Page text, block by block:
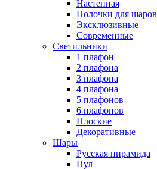
Настенная
Полочки для шаров
Эксклюзивные
Современные
Светильники
1 плафон
2 плафона
3 плафона
4 плафона
5 плафонов
6 плафонов
Плоские
Декоративные
Шары
Русская пирамида
Пул